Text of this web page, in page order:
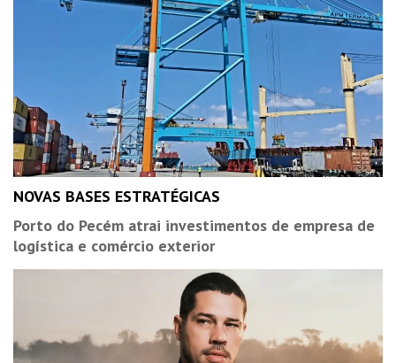
NOVAS BASES ESTRATÉGICAS
Porto do Pecém atrai investimentos de empresa de
logística e comércio exterior